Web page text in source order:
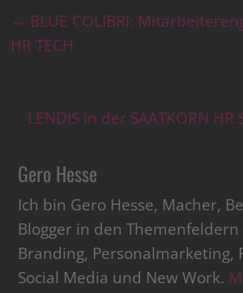
← BLUE COLIBRI:
HR TECH
LENDIS in der SAATKORN
Gero Hesse
Ich bin Gero Hesse, Macher,
Blogger in den
Branding, Personalmarketing,
Social Media und New Work.